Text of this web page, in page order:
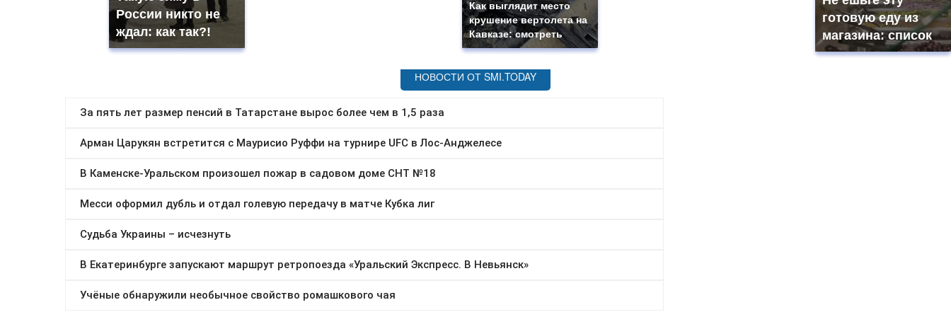
России никто не
ждал: как так?!
Как выглядит место
крушение вертолета на
Кавказе: смотреть
готовую еду из
магазина: список